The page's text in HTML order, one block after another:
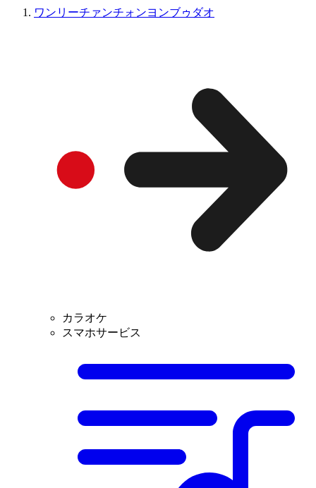
ワンリーチァンチォンヨンブゥダオ
カラオケ
スマホサービス